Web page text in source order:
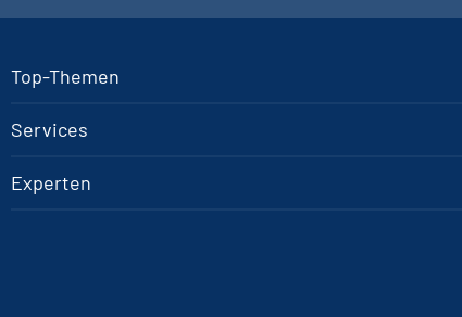
Top-Themen
Services
Experten